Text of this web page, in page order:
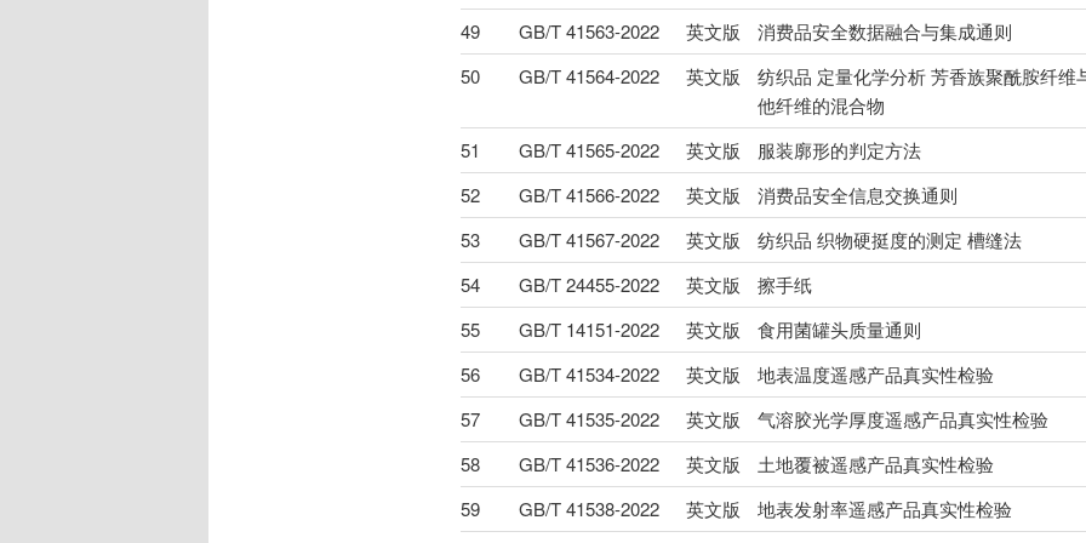
49 GB/T 41563-2022 英文版
消费品安全数据融合与集成通则
50
GB/T 41564-2022 英文版
纺织品 定量化学分析 芳香族聚酰胺纤维
他纤维的混合物
51
GB/T 41565-2022 英文版
服装廓形的判定方法
52
GB/T 41566-2022 英文版
消费品安全信息交换通则
53
GB/T 41567-2022 英文版
纺织品 织物硬挺度的测定 槽缝法
54
GB/T 24455-2022 英文版
擦手纸
55
GB/T 14151-2022 英文版
食用菌罐头质量通则
56
GB/T 41534-2022 英文版
地表温度遥感产品真实性检验
57
GB/T 41535-2022 英文版
气溶胶光学厚度遥感产品真实性检验
58
GB/T 41536-2022 英文版
土地覆被遥感产品真实性检验
59
GB/T 41538-2022 英文版
地表发射率遥感产品真实性检验